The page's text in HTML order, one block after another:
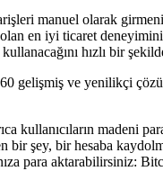
manuel olarak
olan en iyi ticaret
hızlı bir
gelişmiş ve yenilikçi
kullanıcıların madeni
bir şey, bir hesaba
para aktarabilirsiniz: